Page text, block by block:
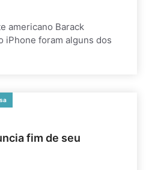
americano Barack
iPhone foram alguns dos
fim de seu